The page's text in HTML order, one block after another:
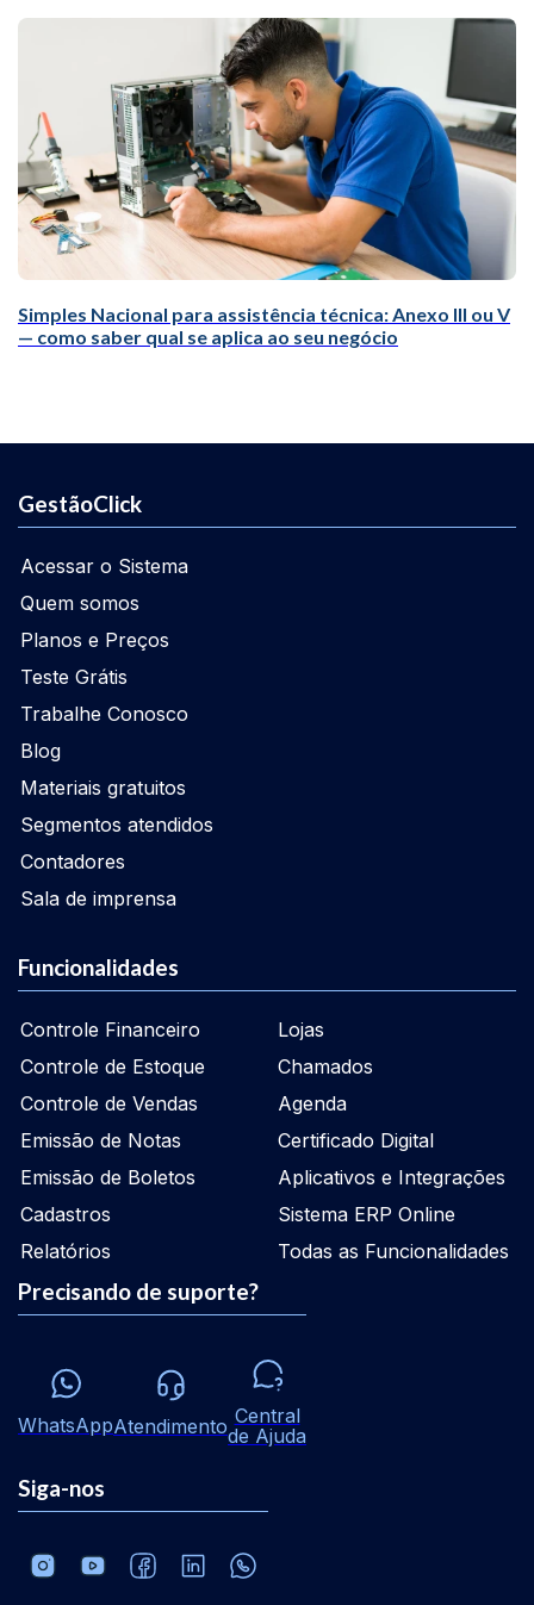
Simples Nacional para assistência técnica: Anexo III ou V
— como saber qual se aplica ao seu negócio
GestãoClick
Acessar o Sistema
Quem somos
Planos e Preços
Teste Grátis
Trabalhe Conosco
Blog
Materiais gratuitos
Segmentos atendidos
Contadores
Sala de imprensa
Funcionalidades
Controle Financeiro
Controle de Estoque
Controle de Vendas
Emissão de Notas
Emissão de Boletos
Cadastros
Relatórios
Lojas
Chamados
Agenda
Certificado Digital
Aplicativos e Integrações
Sistema ERP Online
Todas as Funcionalidades
Precisando de suporte?
WhatsAppAtendimento Central
de Ajuda
Siga-nos